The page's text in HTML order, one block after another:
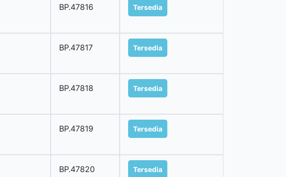
BP.47816 Tersedia
BP.47817 Tersedia
BP.47818 Tersedia
BP.47819 Tersedia
BP.47820 Tersedia